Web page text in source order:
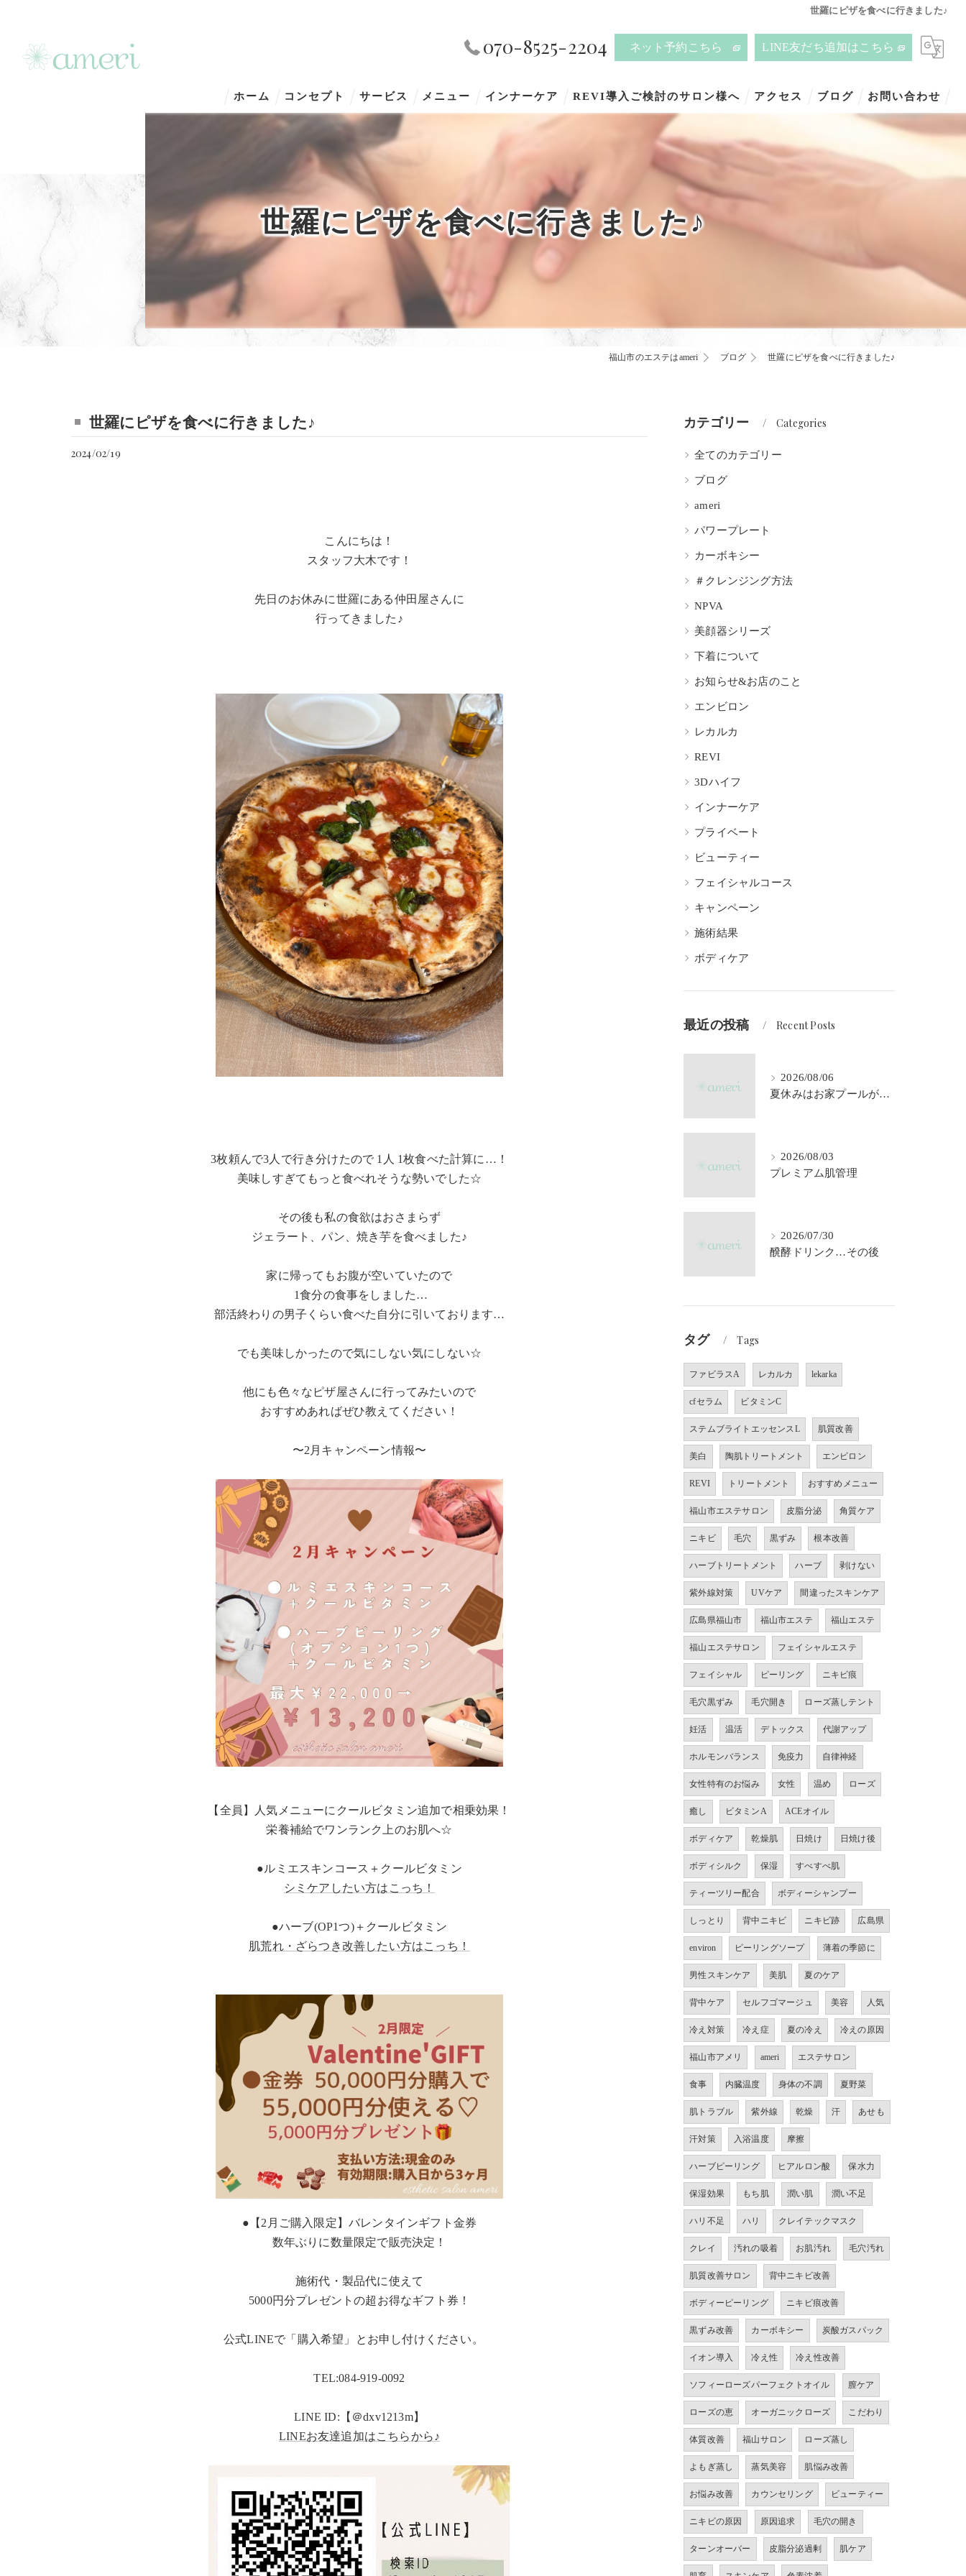
世羅にピザを食べに行きました♪
070-8525-2204 ネット予約こちら LINE友だち追加はこちら
ホーム コンセプト サービス メニュー インナーケア REVI導入ご検討のサロン様へ アクセス ブログ お問い合わせ
世羅にピザを食べに行きました♪
福山市のエステはameri ブログ 世羅にピザを食べに行きました♪
世羅にピザを食べに行きました♪
2024/02/19
こんにちは！
スタッフ大木です！
先日のお休みに世羅にある仲田屋さんに
行ってきました♪
3枚頼んで3人で行き分けたので 1人 1枚食べた計算に…！
美味しすぎてもっと食べれそうな勢いでした☆
その後も私の食欲はおさまらず
ジェラート、パン、焼き芋を食べました♪
家に帰ってもお腹が空いていたので
1食分の食事をしました…
部活終わりの男子くらい食べた自分に引いております…
でも美味しかったので気にしない気にしない☆
他にも色々なピザ屋さんに行ってみたいので
おすすめあればぜひ教えてください！
〜2月キャンペーン情報〜
【全員】人気メニューにクールビタミン追加で相乗効果！
栄養補給でワンランク上のお肌へ☆
●ルミエスキンコース＋クールビタミン
シミケアしたい方はこっち！
●ハーブ(OP1つ)＋クールビタミン
肌荒れ・ざらつき改善したい方はこっち！
●【2月ご購入限定】バレンタインギフト金券
数年ぶりに数量限定で販売決定！
施術代・製品代に使えて
5000円分プレゼントの超お得なギフト券！
公式LINEで「購入希望」とお申し付けください。
TEL:084-919-0092
LINE ID:【＠dxv1213m】
LINEお友達追加はこちらから♪
カテゴリー Categories
全てのカテゴリー
ブログ
ameri
パワープレート
カーボキシー
＃クレンジング方法
NPVA
美顔器シリーズ
下着について
お知らせ&お店のこと
エンビロン
レカルカ
REVI
3Dハイフ
インナーケア
プライベート
ビューティー
フェイシャルコース
キャンペーン
施術結果
ボディケア
最近の投稿 Recent Posts
2026/08/06
夏休みはお家プールが大活躍♪
2026/08/03
プレミアム肌管理
2026/07/30
醗酵ドリンク…その後
タグ Tags
ファビラスA レカルカ lekarka
cfセラム ビタミンC
ステムブライトエッセンスL 肌質改善
美白 陶肌トリートメント エンビロン
REVI トリートメント おすすめメニュー
福山市エステサロン 皮脂分泌 角質ケア
ニキビ 毛穴 黒ずみ 根本改善
ハーブトリートメント ハーブ 剥けない
紫外線対策 UVケア 間違ったスキンケア
広島県福山市 福山市エステ 福山エステ
福山エステサロン フェイシャルエステ
フェイシャル ピーリング ニキビ痕
毛穴黒ずみ 毛穴開き ローズ蒸しテント
妊活 温活 デトックス 代謝アップ
ホルモンバランス 免疫力 自律神経
女性特有のお悩み 女性 温め ローズ
癒し ビタミンA ACEオイル
ボディケア 乾燥肌 日焼け 日焼け後
ボディシルク 保湿 すべすべ肌
ティーツリー配合 ボディーシャンプー
しっとり 背中ニキビ ニキビ跡 広島県
environ ピーリングソープ 薄着の季節に
男性スキンケア 美肌 夏のケア
背中ケア セルフゴマージュ 美容 人気
冷え対策 冷え症 夏の冷え 冷えの原因
福山市アメリ ameri エステサロン
食事 内臓温度 身体の不調 夏野菜
肌トラブル 紫外線 乾燥 汗 あせも
汗対策 入浴温度 摩擦
ハーブピーリング ヒアルロン酸 保水力
保湿効果 もち肌 潤い肌 潤い不足
ハリ不足 ハリ クレイテックマスク
クレイ 汚れの吸着 お肌汚れ 毛穴汚れ
肌質改善サロン 背中ニキビ改善
ボディーピーリング ニキビ痕改善
黒ずみ改善 カーボキシー 炭酸ガスパック
イオン導入 冷え性 冷え性改善
ソフィーローズパーフェクトオイル 膣ケア
ローズの恵 オーガニックローズ こだわり
体質改善 福山サロン ローズ蒸し
よもぎ蒸し 蒸気美容 肌悩み改善
お悩み改善 カウンセリング ビューティー
ニキビの原因 原因追求 毛穴の開き
ターンオーバー 皮脂分泌過剰 肌ケア